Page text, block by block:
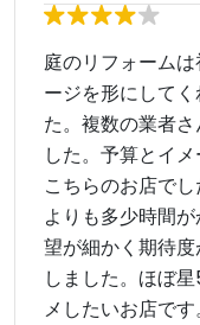
庭のリフォーム
ージを形にして
た。複数の業者
した。予算とイ
こちらのお店で
よりも多少時間
望が細かく期待
しました。ほぼ
メしたいお店で